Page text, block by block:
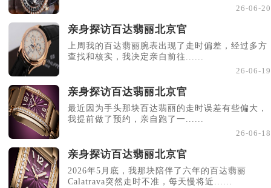
26-06-20
亲身探访百达翡丽北京官
上周我的百达翡丽腕表出现了走时偏差，经过多方
查找和核实，我决定亲自前往......
26-06-19
亲身探访百达翡丽北京官
最近因为手头那块百达翡丽的走时误差有些偏大，
我提前做了预约，亲自跑了一......
26-06-18
亲身探访百达翡丽北京官
2026年5月底，我那块陪伴了六年的百达翡丽
Calatrava突然走时不准，每天慢将近......